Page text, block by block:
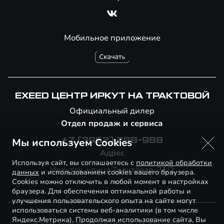
Мобильное приложение
EXEED ЦЕНТР ИРКУТ НА ТРАКТОВОЙ
Официальный дилер
Отдел продаж и сервиса
+7 (3952) 288-988
Адрес
Иркутск, улица Трактовая, 21/2
Мы используем Cookies
Используя сайт, вы соглашаетесь с политикой обработки
данных и использованием cookies вашего браузера.
Cookies можно отключить в любой момент в настройках
браузера. Для обеспечения оптимальной работы и
улучшения пользовательского опыта на сайте могут
использоваться системы веб-аналитики (в том числе
Яндекс.Метрика). Продолжая использование сайта, Вы